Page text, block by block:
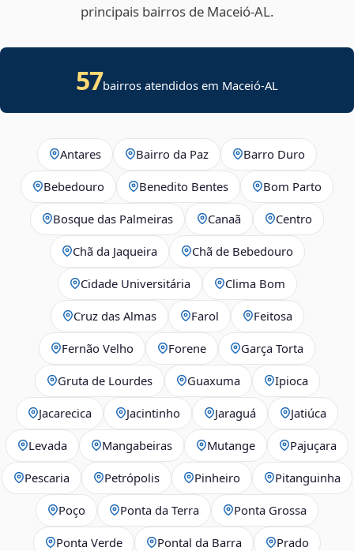
principais bairros de Maceió‑AL.
57bairros atendidos em Maceió-AL
Antares Bairro da Paz Barro Duro
Bebedouro Benedito Bentes Bom Parto
Bosque das Palmeiras Canaã Centro
Chã da Jaqueira Chã de Bebedouro
Cidade Universitária Clima Bom
Cruz das Almas Farol Feitosa
Fernão Velho Forene Garça Torta
Gruta de Lourdes Guaxuma Ipioca
Jacarecica Jacintinho Jaraguá Jatiúca
Levada Mangabeiras Mutange Pajuçara
Pescaria Petrópolis Pinheiro Pitanguinha
Poço Ponta da Terra Ponta Grossa
Ponta Verde Pontal da Barra Prado